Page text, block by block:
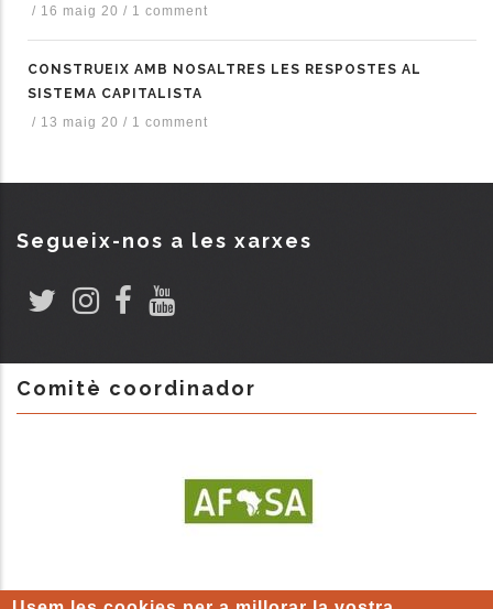
/ 16 maig 20 / 1 comment
CONSTRUEIX AMB NOSALTRES LES RESPOSTES AL
SISTEMA CAPITALISTA
/ 13 maig 20 / 1 comment
Segueix-nos a les xarxes
Comitè coordinador